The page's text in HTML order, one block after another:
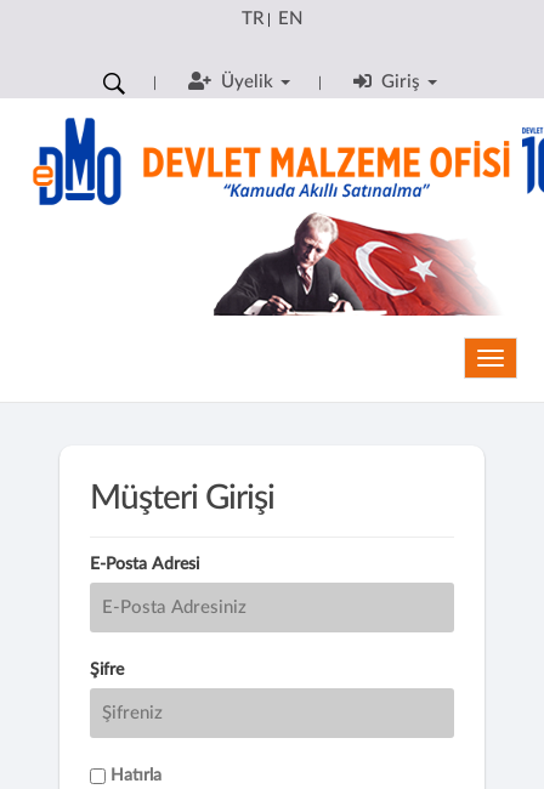
TR| EN
Üyelik Giriş
Müşteri Girişi
E-Posta Adresi
Şifre
Hatırla